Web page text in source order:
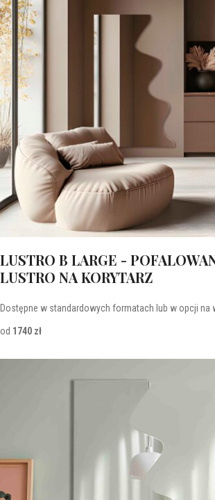
LUSTRO B LARGE -
LUSTRO NA KORYTARZ
Dostępne w standardowych formatach lub w opcji na
od 1740 zł